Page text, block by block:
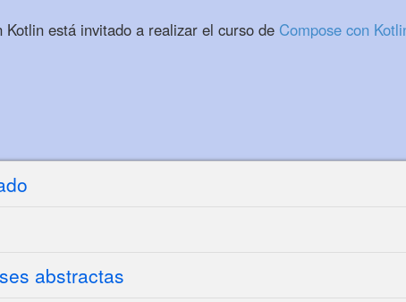
está invitado a realizar el curso de Compose con
abstractas